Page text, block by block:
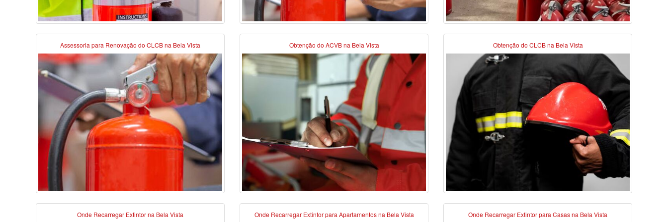
Assessoria para Renovação do CLCB na Bela Vista Obtenção do ACVB na Bela Vista Obtenção do CLCB na Bela Vista
Onde Recarregar Extintor na Bela Vista Onde Recarregar Extintor para Apartamentos na Bela Vista Onde Recarregar Extintor para Casas na Bela Vista